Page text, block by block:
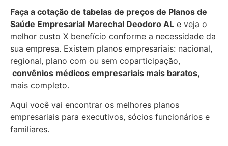
Faça a cotação de tabelas de preços de Planos de
Saúde Empresarial Marechal Deodoro AL e veja o
melhor custo X benefício conforme a necessidade da
sua empresa. Existem planos empresariais: nacional,
regional, plano com ou sem coparticipação,
convênios médicos empresariais mais baratos,
mais completo.
Aqui você vai encontrar os melhores planos
empresariais para executivos, sócios funcionários e
familiares.